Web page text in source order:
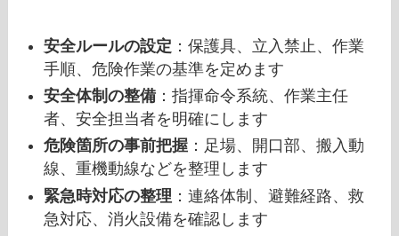
安全ルールの設定 ：保護具、立入禁止、作業
手順、危険作業の基準を定めます
安全体制の整備 ：指揮命令系統、作業主任
者、安全担当者を明確にします
危険箇所の事前把握 ：足場、開口部、搬入動
線、重機動線などを整理します
緊急時対応の整理 ：連絡体制、避難経路、救
急対応、消火設備を確認します